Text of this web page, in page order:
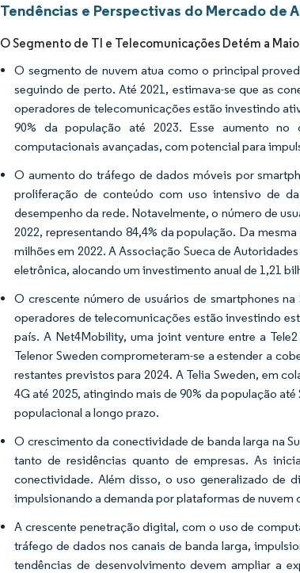
Tendências e Perspectivas do Mercado de
O Segmento de TI e Telecomunicações Detém a
O segmento de nuvem atua como o principal
seguindo de perto. Até 2021, estimava-se que as
operadores de telecomunicações estão investindo
90% da população até 2023. Esse aumento no
computacionais avançadas, com potencial para
O aumento do tráfego de dados móveis por
proliferação de conteúdo com uso intensivo de
desempenho da rede. Notavelmente, o número de
2022, representando 84,4% da população. Da
milhões em 2022. A Associação Sueca de
eletrônica, alocando um investimento anual de 1,21
O crescente número de usuários de smartphones
operadores de telecomunicações estão investindo
país. A Net4Mobility, uma joint venture entre a
Telenor Sweden comprometeram-se a estender a
restantes previstos para 2024. A Telia Sweden, em
4G até 2025, atingindo mais de 90% da população
populacional a longo prazo.
O crescimento da conectividade de banda larga na
tanto de residências quanto de empresas. As
conectividade. Além disso, o uso generalizado de
impulsionando a demanda por plataformas de nuvem
A crescente penetração digital, com o uso de
tráfego de dados nos canais de banda larga,
tendências de desenvolvimento devem ampliar a